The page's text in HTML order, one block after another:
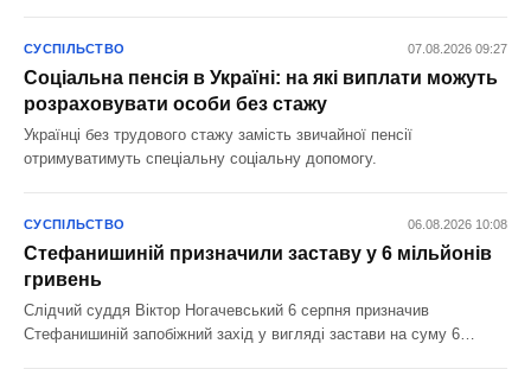
СУСПІЛЬСТВО 07.08.2026 09:27
Соціальна пенсія в Україні: на які виплати можуть
розраховувати особи без стажу
Українці без трудового стажу замість звичайної пенсії
отримуватимуть спеціальну соціальну допомогу.
СУСПІЛЬСТВО 06.08.2026 10:08
Стефанишиній призначили заставу у 6 мільйонів
гривень
Слідчий суддя Віктор Ногачевський 6 серпня призначив
Стефанишиній запобіжний захід у вигляді застави на суму 6